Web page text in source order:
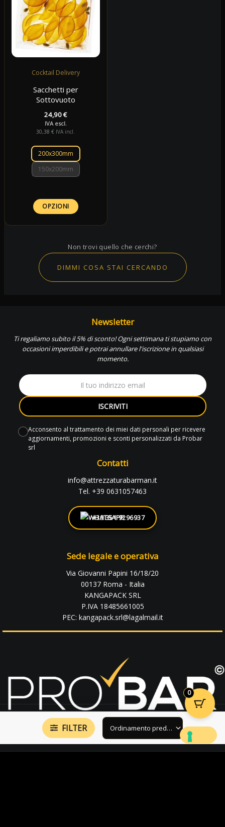
FILTER
Cocktail Delivery
Sacchetti per
Sottovuoto
24,90€
IVA escl.
30,38€ IVA incl.
200x300mm
150x200mm
OPZIONI
Non trovi quello che cerchi?
DIMMI COSA STAI CERCANDO
Newsletter
Ti regaliamo subito il 5% di sconto! Ogni settimana ti stupiamo con
occasioni imperdibili e potrai annullare l'iscrizione in qualsiasi
momento.
ISCRIVITI
Acconsento al trattamento dei miei dati personali per ricevere
aggiornamenti, promozioni e sconti personalizzati da Probar
srl
Contatti
info@attrezzaturabarman.it
Tel. +39 0631057463
+39 351 9296937
Sede legale e operativa
Via Giovanni Papini 16/18/20
00137 Roma - Italia
KANGAPACK SRL
P.IVA 18485661005
PEC: kangapack.srl@lagalmail.it
0